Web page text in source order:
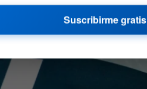
Suscribirme gratis